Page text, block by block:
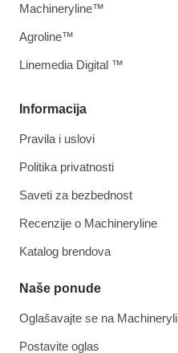
Informacija
Pravila i uslovi
Politika privatnosti
Saveti za bezbednost
Recenzije o Machineryline
Katalog brendova
Naše ponude
Oglašavajte se na
Postavite oglas
Machineryline™
Agroline™
Linemedia Digital ™